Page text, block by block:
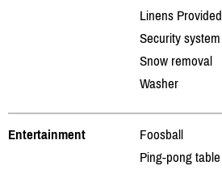
Linens Provided
Security system
Snow removal
Washer
Entertainment
Foosball
Ping-pong table